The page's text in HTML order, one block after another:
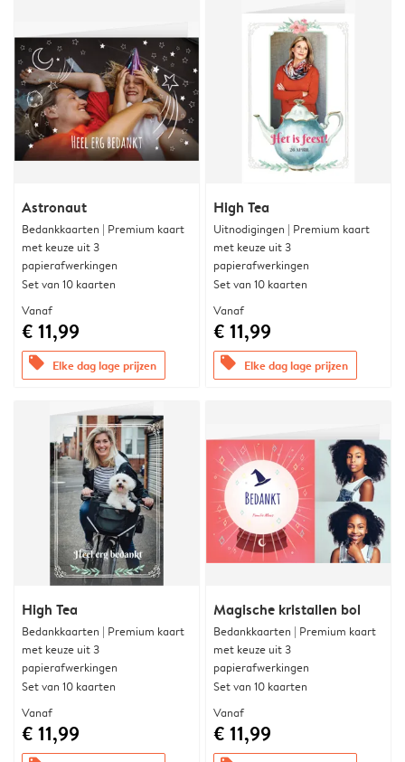
Astronaut
Bedankkaarten | Premium kaart
met keuze uit 3
papierafwerkingen
Set van 10 kaarten
Vanaf
€ 11,99
offers Elke dag lage prijzen
High Tea
Uitnodigingen | Premium kaart
met keuze uit 3
papierafwerkingen
Set van 10 kaarten
Vanaf
€ 11,99
offers Elke dag lage prijzen
High Tea
Bedankkaarten | Premium kaart
met keuze uit 3
papierafwerkingen
Set van 10 kaarten
Vanaf
€ 11,99
Magische kristallen bol
Bedankkaarten | Premium kaart
met keuze uit 3
papierafwerkingen
Set van 10 kaarten
Vanaf
€ 11,99